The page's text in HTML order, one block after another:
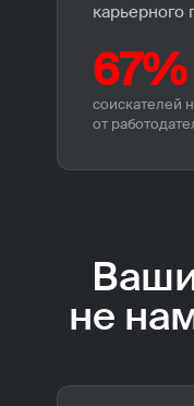
карьерного
67%
соискателей
от
не